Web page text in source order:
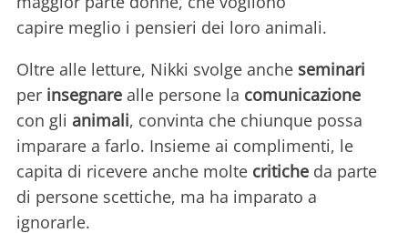
capire meglio i pensieri dei loro animali.
Oltre alle letture, Nikki svolge anche seminari
per insegnare alle persone la comunicazione
con gli animali, convinta che chiunque possa
imparare a farlo. Insieme ai complimenti, le
capita di ricevere anche molte critiche da parte
di persone scettiche, ma ha imparato a
ignorarle.